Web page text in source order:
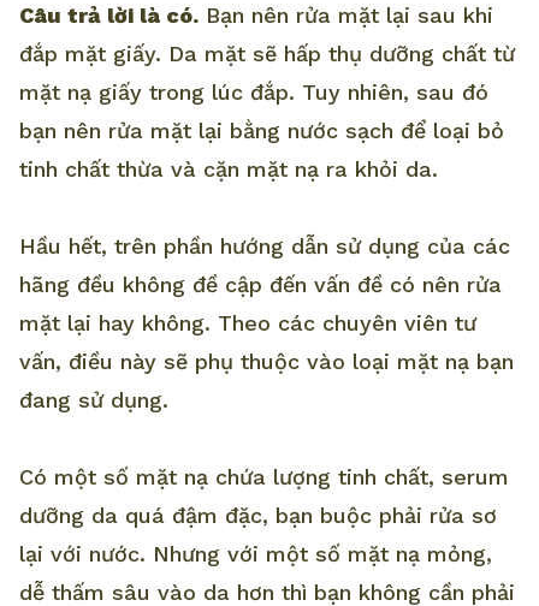
Câu trả lời là có. Bạn nên rửa mặt lại sau khi
đắp mặt giấy. Da mặt sẽ hấp thụ dưỡng chất từ
mặt nạ giấy trong lúc đắp. Tuy nhiên, sau đó
bạn nên rửa mặt lại bằng nước sạch để loại bỏ
tinh chất thừa và cặn mặt nạ ra khỏi da.
Hầu hết, trên phần hướng dẫn sử dụng của các
hãng đều không đề cập đến vấn đề có nên rửa
mặt lại hay không. Theo các chuyên viên tư
vấn, điều này sẽ phụ thuộc vào loại mặt nạ bạn
đang sử dụng.
Có một số mặt nạ chứa lượng tinh chất, serum
dưỡng da quá đậm đặc, bạn buộc phải rửa sơ
lại với nước. Nhưng với một số mặt nạ mỏng,
dễ thấm sâu vào da hơn thì bạn không cần phải